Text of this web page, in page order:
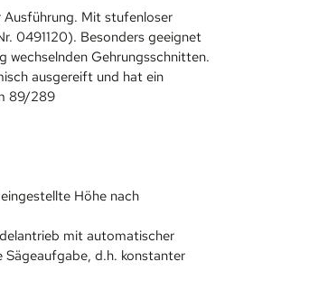
Mit stufenloser
0491120). Besonders geeignet
wechselnden Gehrungsschnitten.
ausgereift und hat ein
89/289
Höhe nach
mit automatischer
d.h. konstanter